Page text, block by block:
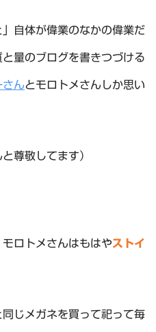
」自体が偉業のなかの偉業だ
量のブログを書きつづける
さんとモロトメさんしか思い
尊敬してます）
ロトメさんはもはやストイ
じメガネを買って祀って毎